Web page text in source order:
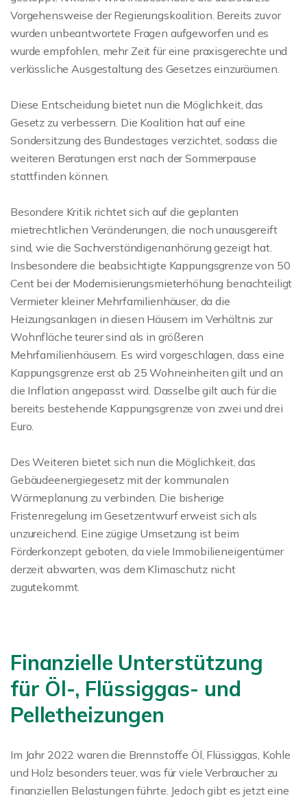
Vorgehensweise der Regierungskoalition. Bereits zuvor
wurden unbeantwortete Fragen aufgeworfen und es
wurde empfohlen, mehr Zeit für eine praxisgerechte und
verlässliche Ausgestaltung des Gesetzes einzuräumen.
Diese Entscheidung bietet nun die Möglichkeit, das
Gesetz zu verbessern. Die Koalition hat auf eine
Sondersitzung des Bundestages verzichtet, sodass die
weiteren Beratungen erst nach der Sommerpause
stattfinden können.
Besondere Kritik richtet sich auf die geplanten
mietrechtlichen Veränderungen, die noch unausgereift
sind, wie die Sachverständigenanhörung gezeigt hat.
Insbesondere die beabsichtigte Kappungsgrenze von 50
Cent bei der Modernisierungsmieterhöhung benachteiligt
Vermieter kleiner Mehrfamilienhäuser, da die
Heizungsanlagen in diesen Häusern im Verhältnis zur
Wohnfläche teurer sind als in größeren
Mehrfamilienhäusern. Es wird vorgeschlagen, dass eine
Kappungsgrenze erst ab 25 Wohneinheiten gilt und an
die Inflation angepasst wird. Dasselbe gilt auch für die
bereits bestehende Kappungsgrenze von zwei und drei
Euro.
Des Weiteren bietet sich nun die Möglichkeit, das
Gebäudeenergiegesetz mit der kommunalen
Wärmeplanung zu verbinden. Die bisherige
Fristenregelung im Gesetzentwurf erweist sich als
unzureichend. Eine zügige Umsetzung ist beim
Förderkonzept geboten, da viele Immobilieneigentümer
derzeit abwarten, was dem Klimaschutz nicht
zugutekommt.
Finanzielle Unterstützung
für Öl-, Flüssiggas- und
Pelletheizungen
Im Jahr 2022 waren die Brennstoffe Öl, Flüssiggas, Kohle
und Holz besonders teuer, was für viele Verbraucher zu
finanziellen Belastungen führte. Jedoch gibt es jetzt eine